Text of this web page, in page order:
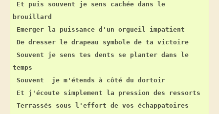
Et puis souvent je sens cachée dans le
brouillard
Emerger la puissance d'un orgueil impatient
De dresser le drapeau symbole de ta victoire
Souvent je sens tes dents se planter dans le
temps
Souvent  je m'étends à côté du dortoir
Et j'écoute simplement la pression des ressorts
Terrassés sous l'effort de vos échappatoires